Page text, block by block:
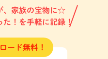
、家族の宝物に☆
た！を手軽に記録！
ード無料！